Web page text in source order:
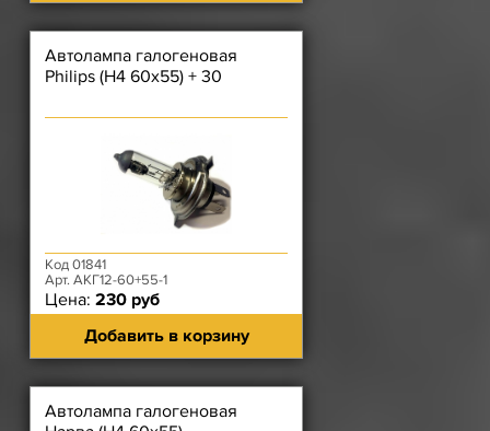
Автолампа галогеновая
Philips (H4 60х55) + 30
Код 01841
Арт. АКГ12-60+55-1
Цена: 230 руб
Добавить в корзину
Автолампа галогеновая